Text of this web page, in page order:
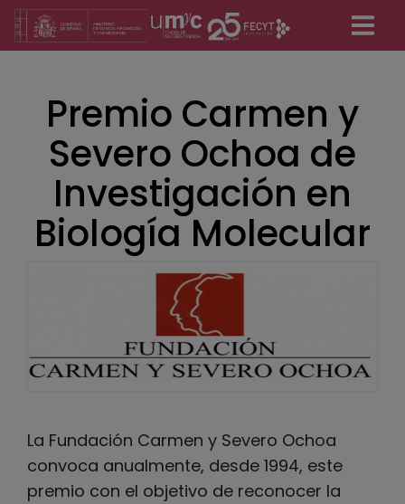
Pasar
Premio Carmen y
Severo Ochoa de
Investigación en
Biología Molecular
La Fundación Carmen y Severo Ochoa
convoca anualmente, desde 1994, este
premio con el objetivo de reconocer la